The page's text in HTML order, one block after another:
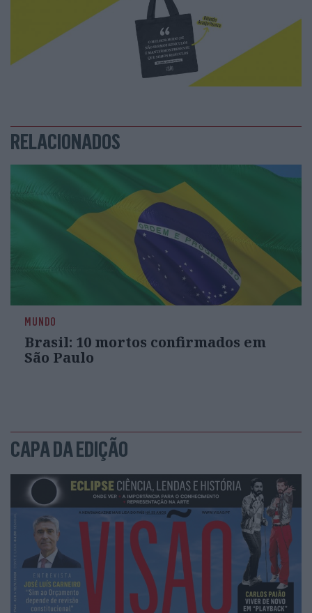
RELACIONADOS
MUNDO
Brasil: 10 mortos confirmados em
São Paulo
CAPA DA EDIÇÃO